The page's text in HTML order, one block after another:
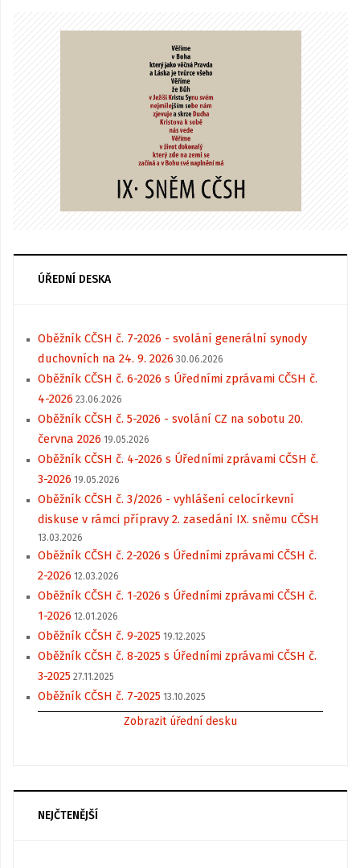
ÚŘEDNÍ DESKA
Oběžník CČSH č. 7-2026 - svolání generální synody
duchovních na 24. 9. 2026 30.06.2026
Oběžník CČSH č. 6-2026 s Úředními zprávami CČSH č.
4-2026 23.06.2026
Oběžník CČSH č. 5-2026 - svolání CZ na sobotu 20.
června 2026 19.05.2026
Oběžník CČSH č. 4-2026 s Úředními zprávami CČSH č.
3-2026 19.05.2026
Oběžník CČSH č. 3/2026 - vyhlášení celocírkevní
diskuse v rámci přípravy 2. zasedání IX. sněmu CČSH
13.03.2026
Oběžník CČSH č. 2-2026 s Úředními zprávami CČSH č.
2-2026 12.03.2026
Oběžník CČSH č. 1-2026 s Úředními zprávami CČSH č.
1-2026 12.01.2026
Oběžník CČSH č. 9-2025 19.12.2025
Oběžník CČSH č. 8-2025 s Úředními zprávami CČSH č.
3-2025 27.11.2025
Oběžník CČSH č. 7-2025 13.10.2025
Zobrazit úřední desku
NEJČTENĚJŠÍ